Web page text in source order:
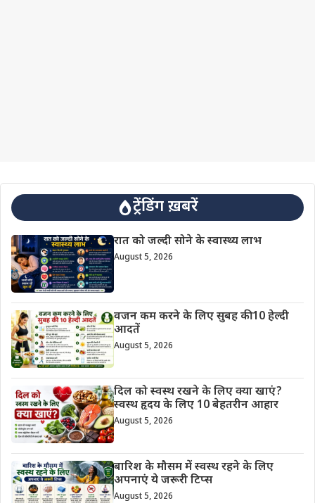
ट्रेंडिंग ख़बरें
रात को जल्दी सोने के स्वास्थ्य लाभ
August 5, 2026
वजन कम करने के लिए सुबह की 10 हेल्दी
आदतें
August 5, 2026
दिल को स्वस्थ रखने के लिए क्या खाएं?
स्वस्थ हृदय के लिए 10 बेहतरीन आहार
August 5, 2026
बारिश के मौसम में स्वस्थ रहने के लिए
अपनाएं ये जरूरी टिप्स
August 5, 2026